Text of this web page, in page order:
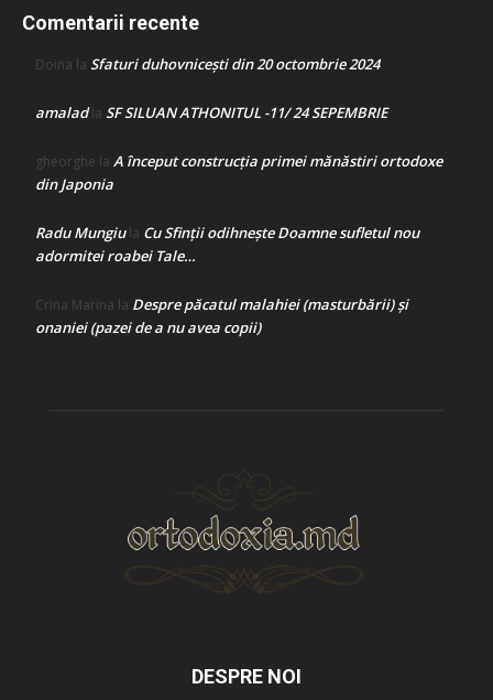
Comentarii recente
Doina la Sfaturi duhovnicești din 20 octombrie 2024
amaladla SF SILUAN ATHONITUL -11/ 24 SEPEMBRIE
gheorghe la A început construcţia primei mănăstiri ortodoxe
din Japonia
Radu Mungiula Cu Sfinții odihnește Doamne sufletul nou
adormitei roabei Tale…
Crina Marina la Despre păcatul malahiei (masturbării) şi
onaniei (pazei de a nu avea copii)
DESPRE NOI